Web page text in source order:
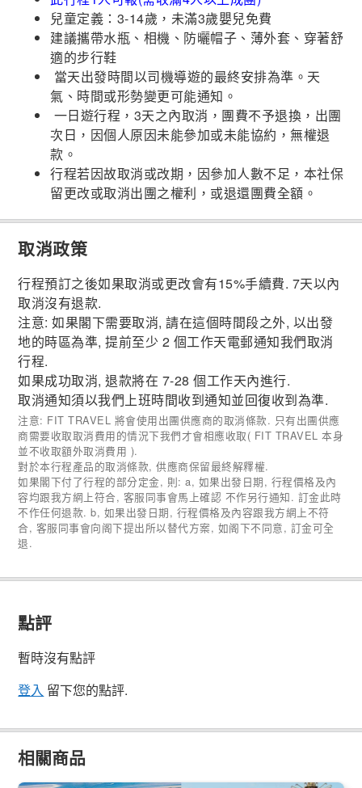
兒童定義：3-14歲，未滿3歲嬰兒免費
建議攜帶水瓶、相機、防曬帽子、薄外套、穿著舒
適的步行鞋
當天出發時間以司機導遊的最終安排為準。天
氣、時間或形勢變更可能通知。
一日遊行程，3天之內取消，團費不予退換，出團
次日，因個人原因未能參加或未能協約，無權退
款。
行程若因故取消或改期，因參加人數不足，本社保
留更改或取消出團之權利，或退還團費全額。
取消政策
行程預訂之後如果取消或更改會有15%手續費. 7天以內
取消沒有退款.
注意: 如果閣下需要取消, 請在這個時間段之外, 以出發
地的時區為準, 提前至少 2 個工作天電郵通知我們取消
行程.
如果成功取消, 退款將在 7-28 個工作天內進行.
取消通知須以我們上班時間收到通知並回復收到為準.
注意: FIT TRAVEL 將會使用出團供應商的取消條款. 只有出團供應
商需要收取取消費用的情況下我們才會相應收取( FIT TRAVEL 本身
並不收取額外取消費用 ).
對於本行程產品的取消條款, 供應商保留最終解釋權.
如果閣下付了行程的部分定金, 則: a, 如果出發日期, 行程價格及內
容均跟我方網上符合, 客服同事會馬上確認 不作另行通知. 訂金此時
不作任何退款. b, 如果出發日期, 行程價格及內容跟我方網上不符
合, 客服同事會向阁下提出所以替代方案, 如阁下不同意, 訂金可全
退.
點評
暫時沒有點評
登入 留下您的點評.
相關商品